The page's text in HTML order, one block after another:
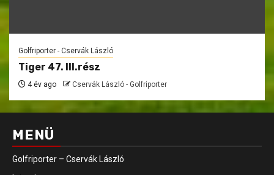
Golfriporter - Cservák László
Tiger 47. III.rész
4 év ago Cservák László - Golfriporter
MENÜ
Golfriporter – Cservák László